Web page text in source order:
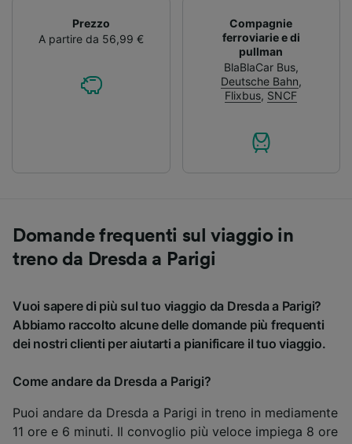
Prezzo
A partire da 56,99 €
Compagnie
ferroviarie e di
pullman
BlaBlaCar Bus,
Deutsche Bahn,
Flixbus, SNCF
Domande frequenti sul viaggio in
treno da Dresda a Parigi
Vuoi sapere di più sul tuo viaggio da Dresda a Parigi?
Abbiamo raccolto alcune delle domande più frequenti
dei nostri clienti per aiutarti a pianificare il tuo viaggio.
Come andare da Dresda a Parigi?
Puoi andare da Dresda a Parigi in treno in mediamente
11 ore e 6 minuti. Il convoglio più veloce impiega 8 ore